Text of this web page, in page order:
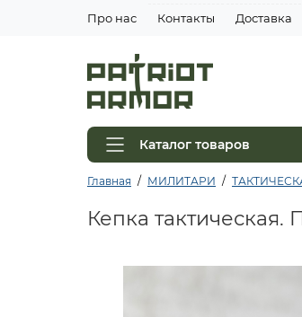
Про нас Контакты Доставка
Каталог товаров
Главная МИЛИТАРИ
Кепка тактическая.